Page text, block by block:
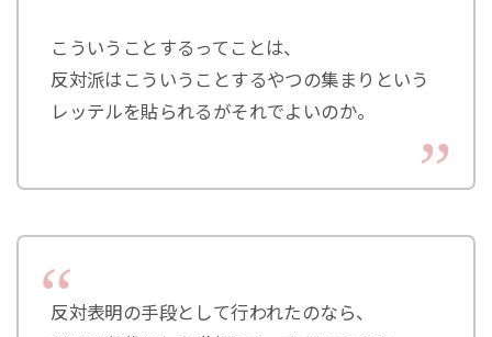
こういうことするってことは、
反対派はこういうことするやつの集まりという
レッテルを貼られるがそれでよいのか。
反対表明の手段として行われたのなら、